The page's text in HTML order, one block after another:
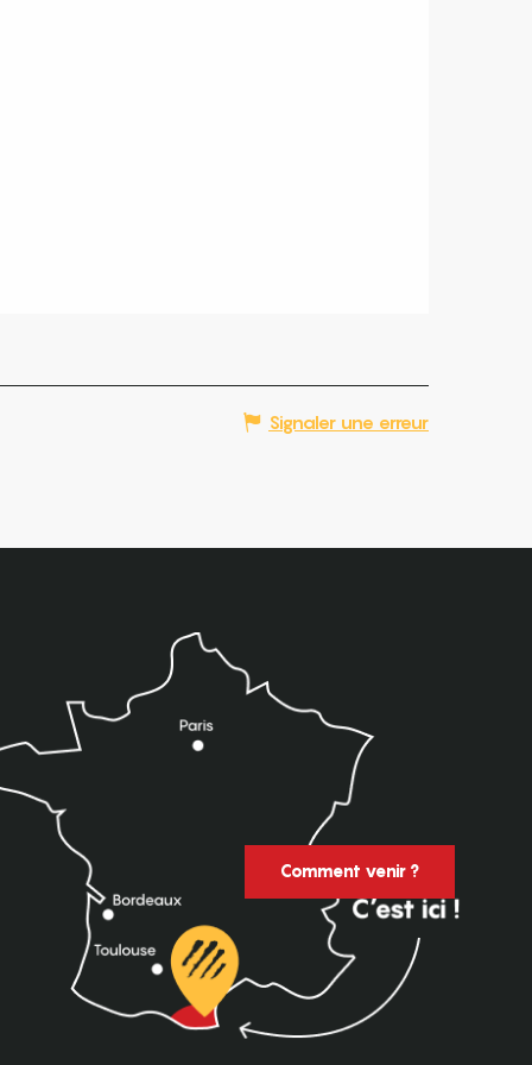
Signaler une erreur
Comment venir ?